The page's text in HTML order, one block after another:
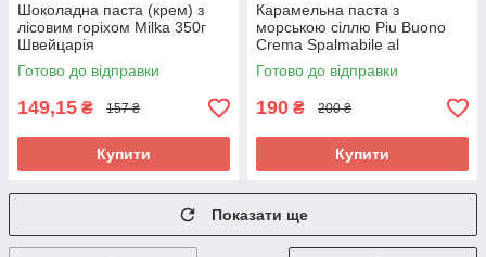
Шоколадна паста (крем) з
лісовим горіхом Milka 350г
Швейцарія
Готово до відправки
149,15 ₴ 157 ₴
Купити
Карамельна паста з
морською сіллю Piu Buono
Crema Spalmabile al
Caramello Salato 200г Італія
Готово до відправки
190 ₴ 200 ₴
Купити
Показати ще